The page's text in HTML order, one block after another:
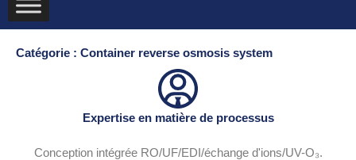
Catégorie : Container reverse osmosis system
Expertise en matière de processus
Conception intégrée RO/UF/EDI/échange d'ions/UV-O₃.